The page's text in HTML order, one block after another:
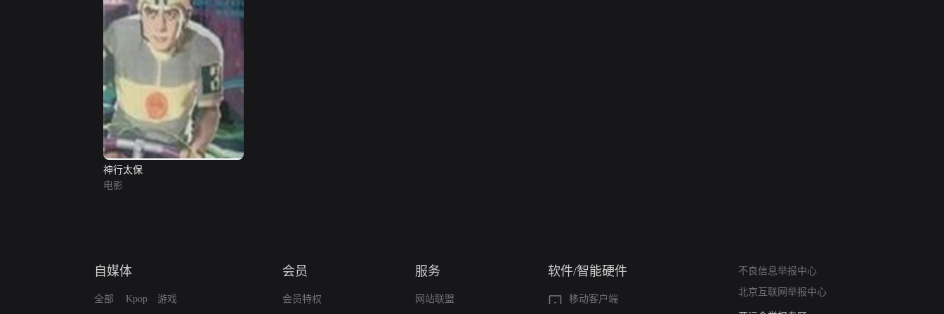
神行太保
电影
自媒体
全部 Kpop 游戏
会员
会员特权
服务
网站联盟
软件/智能硬件
移动客户端
不良信息举报中心
北京互联网举报中心
算法推荐专项举报